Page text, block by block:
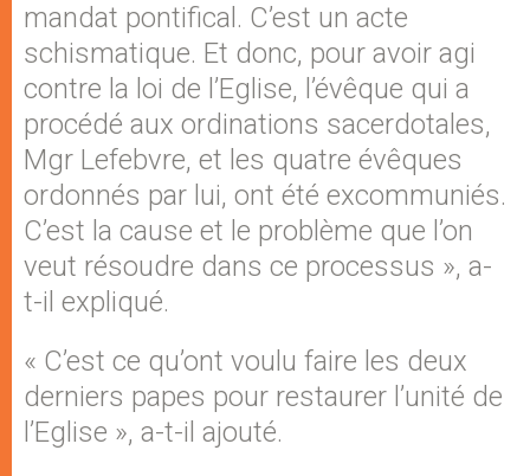
mandat pontifical. C’est un acte
schismatique. Et donc, pour avoir agi
contre la loi de l’Eglise, l’évêque qui a
procédé aux ordinations sacerdotales,
Mgr Lefebvre, et les quatre évêques
ordonnés par lui, ont été excommuniés.
C’est la cause et le problème que l’on
veut résoudre dans ce processus », a-
t-il expliqué.
« C’est ce qu’ont voulu faire les deux
derniers papes pour restaurer l’unité de
l’Eglise », a-t-il ajouté.